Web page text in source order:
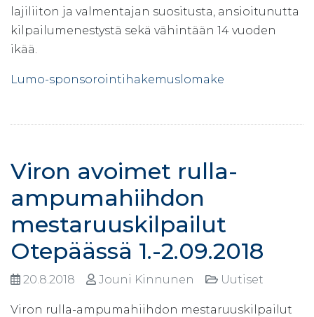
lajiliiton ja valmentajan suositusta, ansioitunutta
kilpailumenestystä sekä vähintään 14 vuoden
ikää.
Lumo-sponsorointihakemuslomake
Viron avoimet rulla-
ampumahiihdon
mestaruuskilpailut
Otepäässä 1.-2.09.2018
20.8.2018 Jouni Kinnunen Uutiset
Viron rulla-ampumahiihdon mestaruuskilpailut